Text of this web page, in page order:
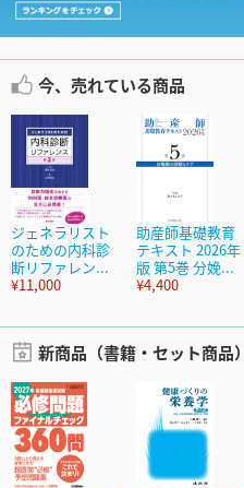
今、売れている商品
ジェネラリスト
のための内科診
断リファレン...
¥11,000
助産師基礎教育
テキスト 2026年
版 第5巻 分娩...
¥4,400
新商品（書籍・セット商品）